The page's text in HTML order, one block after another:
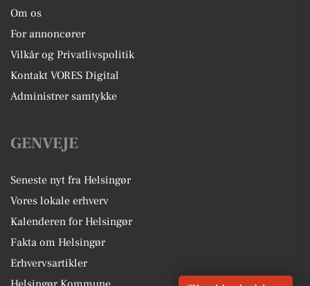
Om os
For annoncører
Vilkår og Privatlivspolitik
Kontakt VORES Digital
Administrer samtykke
GENVEJE
Seneste nyt fra Helsingør
Vores lokale erhverv
Kalenderen for Helsingør
Fakta om Helsingør
Erhvervsartikler